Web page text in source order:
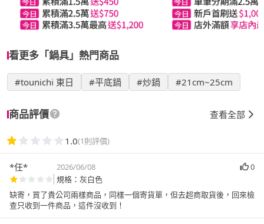
看更多「鍋具」熱門商品
#tounichi 東日 #平底鍋 #炒鍋 #21cm~25cm
商品評價 查看全部
1.0(1則評價)
*任* 2026/06/08
0
規格：灰白色
缺寄，買了貴公司兩樣商品，同樣一個寄貨單，但去超商取貨後，回來檢
查只收到一件商品，這件沒收到！